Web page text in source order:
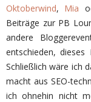
Oktoberwind, Mia
Beiträge zur PB
andere
entschieden,
Schließlich wäre ich
macht aus SEO-
ich ohnehin nicht